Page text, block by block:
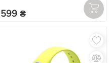
599 ₴